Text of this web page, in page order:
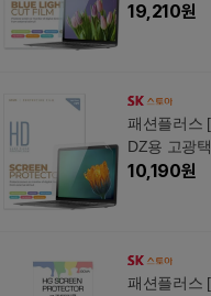
19,210원
패션플러스
DZ용 고광
10,190원
패션플러스